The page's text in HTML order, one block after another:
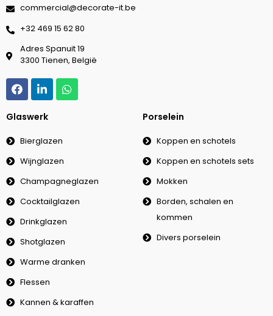
commercial@decorate-it.be
‭+32 469 15 62 80‬
Adres Spanuit 19
3300 Tienen, België
Glaswerk
Bierglazen
Wijnglazen
Champagneglazen
Cocktailglazen
Drinkglazen
Shotglazen
Warme dranken
Flessen
Kannen & karaffen
Porselein
Koppen en schotels
Koppen en schotels sets
Mokken
Borden, schalen en
kommen
Divers porselein